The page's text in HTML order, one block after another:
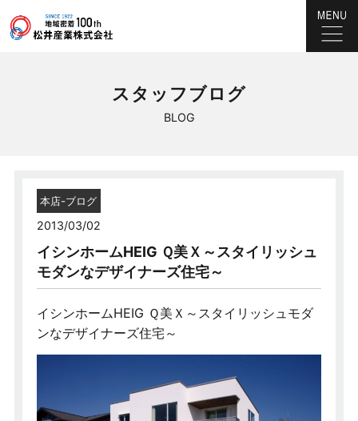
BLOG
スタッフブログ
本店-ブログ
2013/03/02
イシンホームHEIG Ｑ美Ｘ～スタイリッシュ
モダンなデザイナーズ住宅～
イシンホームHEIG Ｑ美Ｘ～スタイリッシュモダ
ンなデザイナーズ住宅～